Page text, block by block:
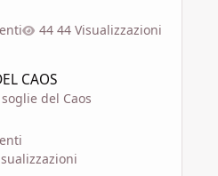
44 Visualizzazioni
CAOS
soglie del Caos